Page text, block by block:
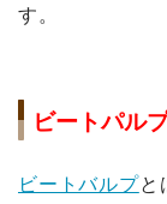
す。
ビートパル
ビートバルプと